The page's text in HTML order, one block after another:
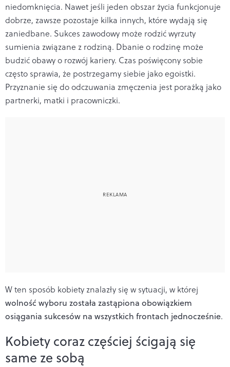
niedomknięcia. Nawet jeśli jeden obszar życia funkcjonuje
dobrze, zawsze pozostaje kilka innych, które wydają się
zaniedbane. Sukces zawodowy może rodzić wyrzuty
sumienia związane z rodziną. Dbanie o rodzinę może
budzić obawy o rozwój kariery. Czas poświęcony sobie
często sprawia, że postrzegamy siebie jako egoistki.
Przyznanie się do odczuwania zmęczenia jest porażką jako
partnerki, matki i pracowniczki.
W ten sposób kobiety znalazły się w sytuacji, w której
wolność wyboru została zastąpiona obowiązkiem
osiągania sukcesów na wszystkich frontach jednocześnie.
Kobiety coraz częściej ścigają się
same ze sobą